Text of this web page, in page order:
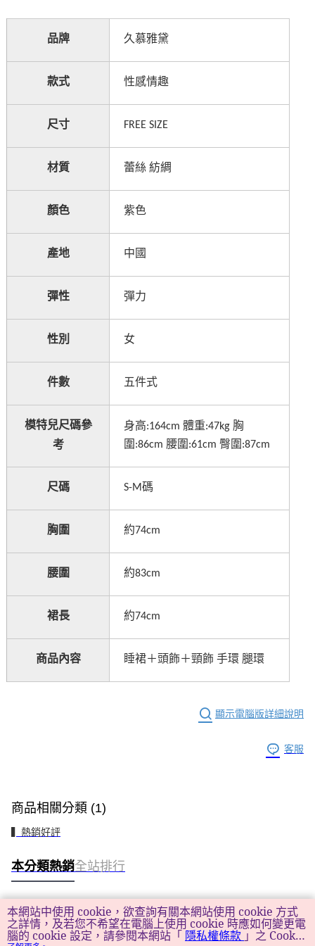
品牌 久慕雅黛
款式 性感情趣
尺寸 FREE SIZE
材質 蕾絲 紡綢
顏色 紫色
產地 中國
彈性 彈力
性別 女
件數 五件式
模特兒尺碼參
考
身高:164cm 體重:47kg 胸
圍:86cm 腰圍:61cm 臀圍:87cm
尺碼 S-M碼
胸圍 約74cm
腰圍 約83cm
裙長 約74cm
商品內容 睡裙＋頭飾＋頸飾 手環 腿環
顯示電腦版詳細說明
客服
商品相關分類 (1)
▍熱銷好評
本分類熱銷全站排行
熱門標籤
本網站中使用 cookie，欲查詢有關本網站使用 cookie 方式
之詳情，及若您不希望在電腦上使用 cookie 時應如何變更電
腦的 cookie 設定，請參閱本網站「 隱私權條款 」之 Cookie